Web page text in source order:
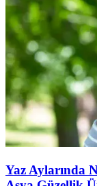
Yaz Aylarında